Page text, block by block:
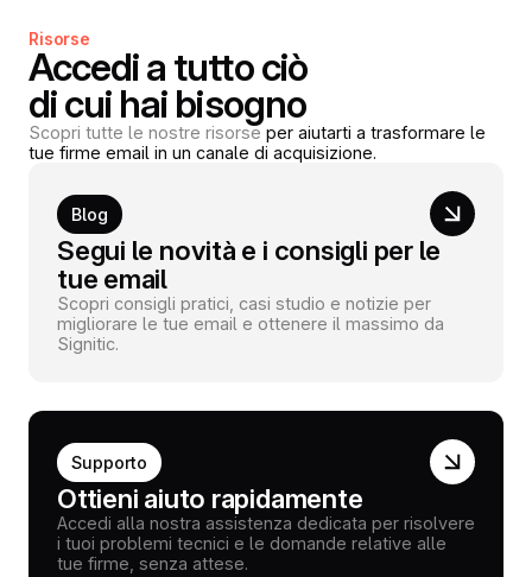
Risorse
Accedi a tutto ciò
di cui hai bisogno
Scopri tutte le nostre risorse per aiutarti a trasformare le
tue firme email in un canale di acquisizione.
Blog
Segui le novità e i consigli per le
tue email
Scopri consigli pratici, casi studio e notizie per
migliorare le tue email e ottenere il massimo da
Signitic.
Supporto
Ottieni aiuto rapidamente
Accedi alla nostra assistenza dedicata per risolvere
i tuoi problemi tecnici e le domande relative alle
tue firme, senza attese.